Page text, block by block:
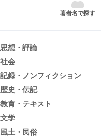
著者名で探す
思想・評論
社会
記録・ノンフィクション
歴史・伝記
教育・テキスト
文学
風土・民俗